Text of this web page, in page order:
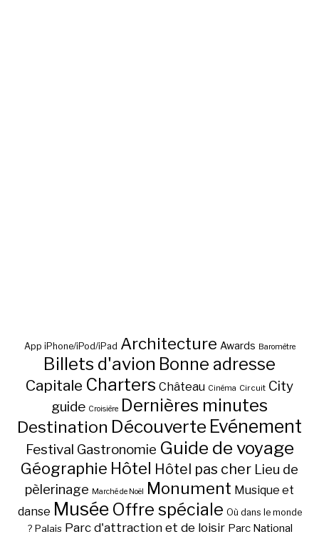
App iPhone/iPod/iPad Architecture Awards Baromètre
Billets d'avion Bonne adresse
Capitale Charters Château Cinéma Circuit City
guide Croisière Dernières minutes
Destination Découverte Evénement
Festival Gastronomie Guide de voyage
Géographie Hôtel Hôtel pas cher Lieu de
pèlerinage Marché de Noël Monument Musique et
danse Musée Offre spéciale Où dans le monde
? Palais Parc d'attraction et de loisir Parc National